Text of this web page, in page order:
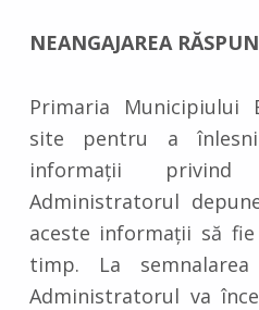
NEANGAJAREA
Primaria Municipiului
site pentru a
informații privind
Administratorul
aceste informații să
timp. La
Administratorul va